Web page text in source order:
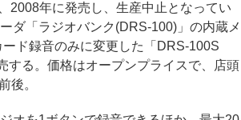
2008年に発売し、生産中止となってい
ダ「ラジオバンク(DRS-100)」の内蔵メ
ド録音のみに変更した「DRS-100S
する。価格はオープンプライスで、店頭
後。